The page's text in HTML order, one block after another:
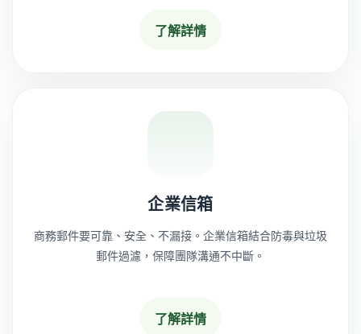
了解詳情
企業信箱
商務郵件要可靠、安全、不漏接。企業信箱結合防毒與垃圾
郵件過濾，保障團隊溝通不中斷。
了解詳情